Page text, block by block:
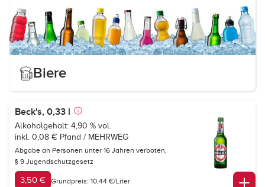
Biere
Beck's, 0,33 l
Alkoholgehalt: 4,90 % vol.
inkl. 0,08 € Pfand / MEHRWEG
Abgabe an Personen unter 16 Jahren verboten,
§ 9 Jugendschutzgesetz
3,50 € Grundpreis: 10,44 €/Liter